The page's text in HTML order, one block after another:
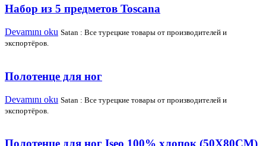
Набор из 5 предметов Toscana
Devamını oku Satan : Все турецкие товары от производителей и
экспортёров.
Полотенце для ног
Devamını oku Satan : Все турецкие товары от производителей и
экспортёров.